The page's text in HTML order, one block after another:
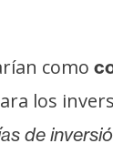
como
los
de